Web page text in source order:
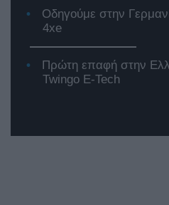
Οδηγούμε στην
4xe
Πρώτη επαφή στην
Twingo E-Tech